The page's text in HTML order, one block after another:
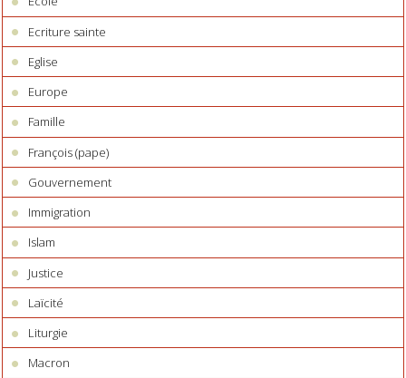
Ecriture sainte
Eglise
Europe
Famille
François (pape)
Gouvernement
Immigration
Islam
Justice
Laïcité
Liturgie
Macron